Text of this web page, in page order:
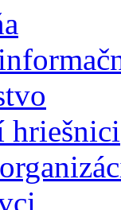
hriešnici